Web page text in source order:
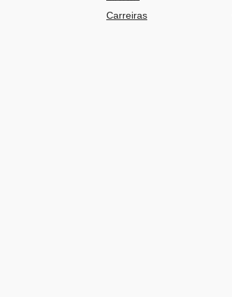
Carreiras